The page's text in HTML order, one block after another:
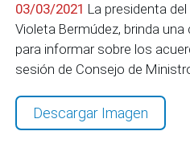
03/03/2021 La presidenta
Violeta Bermúdez, brinda
para informar sobre los
sesión de Consejo de
Descargar Imagen